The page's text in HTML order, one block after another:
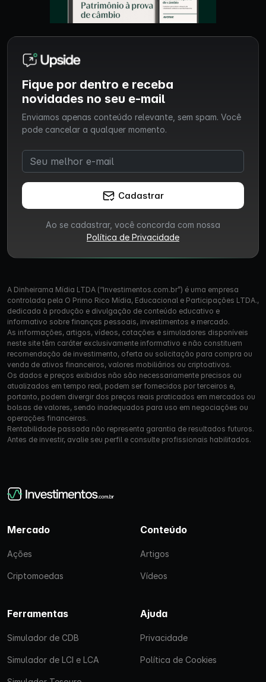
Fique por dentro e receba
novidades no seu e-mail
Enviamos apenas conteúdo relevante, sem spam. Você
pode cancelar a qualquer momento.
Cadastrar
Ao se cadastrar, você concorda com nossa
Política de Privacidade
A Dinheirama Mídia LTDA (“Investimentos.com.br”) é uma empresa
controlada pela O Primo Rico Mídia, Educacional e Participações LTDA.,
dedicada à produção e divulgação de conteúdo educativo e
informativo sobre finanças pessoais, investimentos e mercado.
As informações, artigos, vídeos, cotações e simuladores disponíveis
neste site têm caráter exclusivamente informativo e não constituem
recomendação de investimento, oferta ou solicitação para compra ou
venda de ativos financeiros, valores mobiliários ou criptoativos.
Os dados e preços exibidos não são necessariamente precisos ou
atualizados em tempo real, podem ser fornecidos por terceiros e,
portanto, podem divergir dos preços reais praticados em mercados ou
bolsas de valores, sendo inadequados para uso em negociações ou
operações financeiras.
Rentabilidade passada não representa garantia de resultados futuros.
Antes de investir, avalie seu perfil e consulte profissionais habilitados.
Mercado
Ações
Criptomoedas
Conteúdo
Artigos
Vídeos
Ferramentas
Simulador de CDB
Simulador de LCI e LCA
Ajuda
Privacidade
Política de Cookies